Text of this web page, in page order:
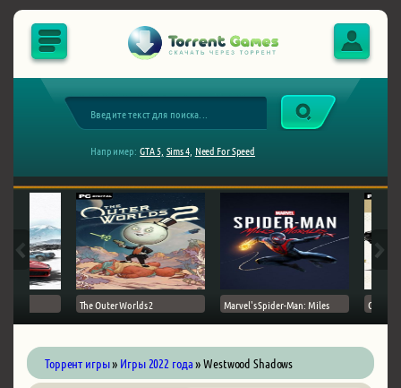
Например: GTA 5, Sims 4, Need For Speed
The Outer Worlds 2 Marvel's Spider-Man: Miles Ghost
Торрент игры» Игры 2022 года» Westwood Shadows